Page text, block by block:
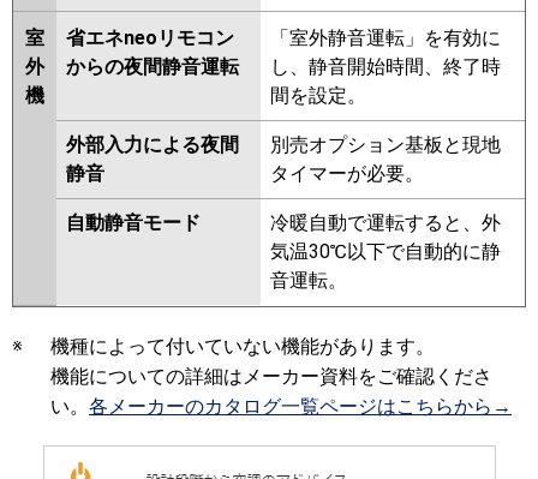
室
外
機
省エネneoリモコン
からの夜間静音運転
「室外静音運転」を有効に
し、静音開始時間、終了時
間を設定。
外部入力による夜間
静音
別売オプション基板と現地
タイマーが必要。
自動静音モード
冷暖自動で運転すると、外
気温30℃以下で自動的に静
音運転。
※
機種によって付いていない機能があります。
機能についての詳細はメーカー資料をご確認くださ
い。 各メーカーのカタログ一覧ページはこちらから→